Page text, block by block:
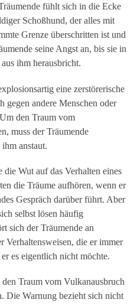
fühlt sich in die Ecke
Schoßhund, der alles mit
Grenze überschritten ist und
seine Angst an, bis sie in
ihm herausbricht.
eine zerstörerische
gegen andere Menschen oder
den Traum vom
muss der Träumende
anstaut.
Wut auf das Verhalten eines
die Träume aufhören, wenn er
Gespräch darüber führt. Aber
selbst lösen häufig
sich der Träumende an
Verhaltensweisen, die er immer
es eigentlich nicht möchte.
Traum vom Vulkanausbruch
Die Warnung bezieht sich nicht